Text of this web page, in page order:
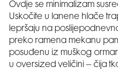
Ovdje se minimalizam
Uskočite u lanene hlače
lepršaju na
preko ramena mekanu
posuđenu iz muškog
u oversized veličini – čija